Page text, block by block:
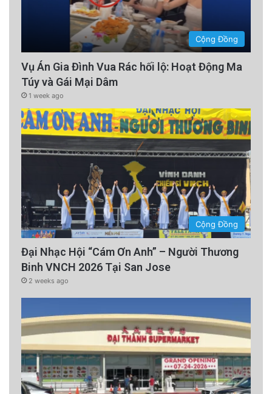
Cộng Đồng
Vụ Án Gia Đình Vua Rác hối lộ: Hoạt Động Ma
Túy và Gái Mại Dâm
1 week ago
Cộng Đồng
Đại Nhạc Hội “Cám Ơn Anh” – Người Thương
Binh VNCH 2026 Tại San Jose
2 weeks ago